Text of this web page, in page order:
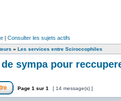
| Consulter les sujets actifs
» Les services entre Sciroccophiles
sympa pour
Page 1 sur 1 [ 14 message(s) ]